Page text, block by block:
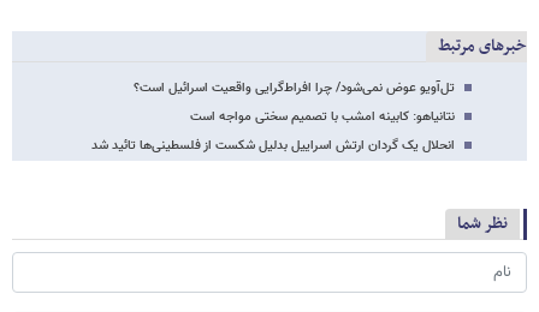
خبرهای مرتبط
تل‌آویو عوض نمی‌شود/ چرا افراط‌گرایی واقعیت اسرائیل است؟
نتانیاهو: کابینه امشب با تصمیم سختی مواجه است
انحلال یک گردان ارتش اسراییل بدلیل شکست از فلسطینی‌ها تائید شد
نظر شما